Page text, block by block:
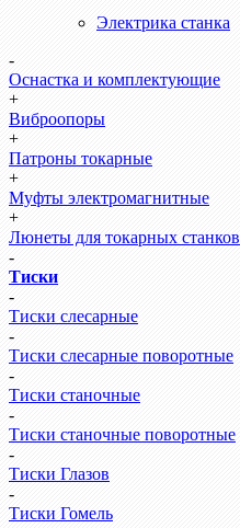
Электрика станка
-
Оснастка и комплектующие
+
Виброопоры
+
Патроны токарные
+
Муфты электромагнитные
+
Люнеты для токарных станков
-
Тиски
-
Тиски слесарные
-
Тиски слесарные поворотные
-
Тиски станочные
-
Тиски станочные поворотные
-
Тиски Глазов
-
Тиски Гомель